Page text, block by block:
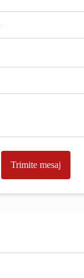
Trimite mesaj